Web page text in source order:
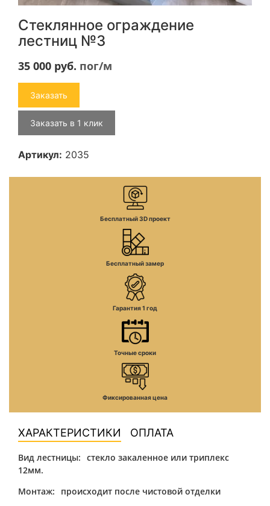
Стеклянное ограждение
лестниц №3
35 000 руб. пог/м
Заказать
Заказать в 1 клик
Артикул: 2035
Бесплатный 3D проект
Бесплатный замер
Гарантия 1 год
Точные сроки
Фиксированная цена
ХАРАКТЕРИСТИКИ ОПЛАТА
Вид лестницы: стекло закаленное или триплекс
12мм.
Монтаж:
происходит после чистовой отделки